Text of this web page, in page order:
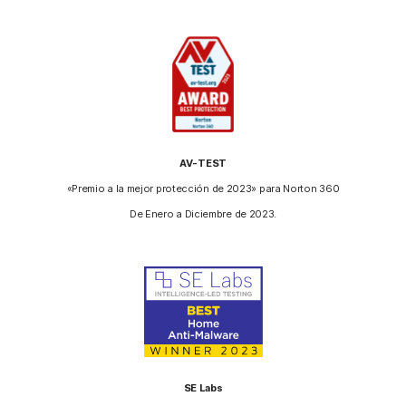
AV-TEST
«Premio a la mejor protección de 2023» para Norton 360
De Enero a Diciembre de 2023.
SE Labs